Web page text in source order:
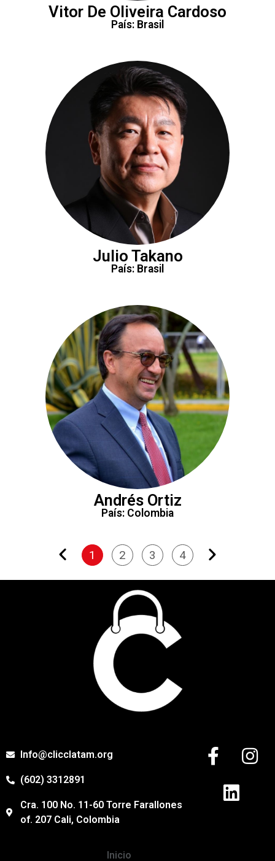
Vitor De Oliveira Cardoso
País: Brasil
Julio Takano
País: Brasil
Andrés Ortiz
País: Colombia
1 2 3 4
Info@clicclatam.org
(602) 3312891​
Cra. 100 No. 11-60 Torre Farallones
of. 207 Cali, Colombia​
Inicio